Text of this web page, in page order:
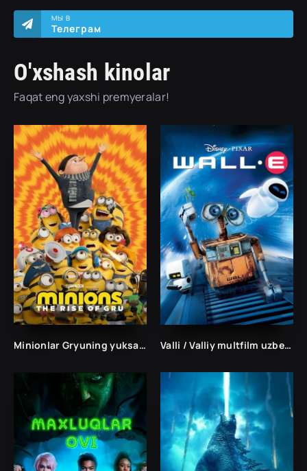
O'xshash kinolar
Faqat eng yaxshi premyeralar!
МЫ В
Телеграм
Minionlar Gryuning yuksalishi ulg'ayish Valli / Valliy multfilm uzbek tilida 2008 tarjima multfilm